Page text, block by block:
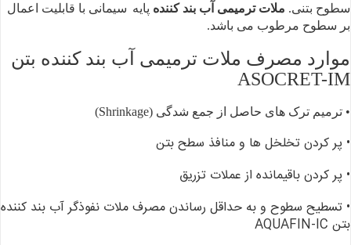
سطوح بتنی. ملات ترمیمی آب بند کننده پایه سیمانی با قابلیت اعمال
بر سطوح مرطوب می باشد.
موارد مصرف ملات ترمیمی آب بند کننده بتن
ASOCRET-IM
• ترمیم ترک های حاصل از جمع شدگی (Shrinkage)
• پر کردن تخلخل ها ومنافذ سطح بتن
• پر کردن باقیمانده از عملات تزریق
• تسطیح سطوح و به حداقل رساندن مصرف ملات نفوذگر آب بند کننده
بتن AQUAFIN-IC